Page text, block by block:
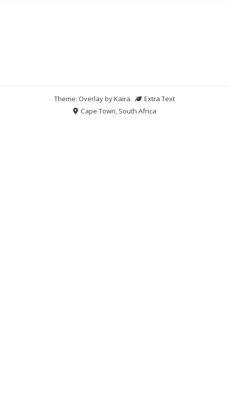
Theme: Overlay byKaira.
Extra Text
Cape Town, South Africa